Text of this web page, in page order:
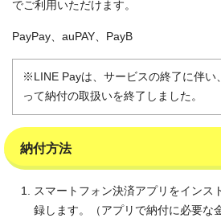
でご利用いただけます。
PayPay、auPAY、PayB
※LINE Payは、サービスの終了に伴い
って納付の取扱いを終了しました。
納付方法
スマートフォン決済アプリをインス
録します。（アプリで納付に必要な